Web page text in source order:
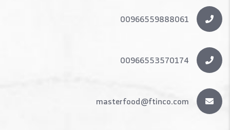
00966559888061
00966553570174
masterfood@ftinco.com